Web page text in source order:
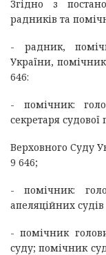
Згідно з
радників та
- радник,
України,
646:
- помічник:
секретаря
Верховного Суду
9 646;
- помічник:
апеляційних
- помічник
суду; помічник